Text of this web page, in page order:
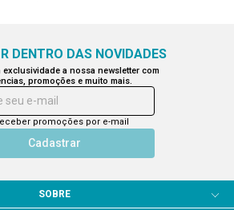
DENTRO DAS NOVIDADES
exclusividade a nossa newsletter com
promoções e muito mais.
seu e-mail
Cadastrar
promoções por e-mail
SOBRE